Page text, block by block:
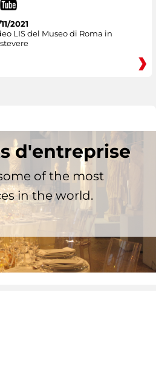
2021
LIS del Museo di Roma in
d'entreprise
of the most
in the world.